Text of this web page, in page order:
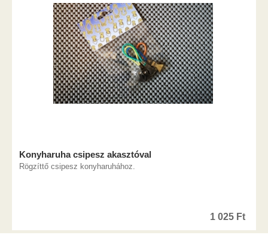
Konyharuha csipesz akasztóval
Rögzíttő csipesz konyharuhához.
1 025 Ft